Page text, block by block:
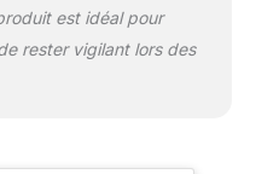
essentielle et
efficace;
DE JARDIN :
est idéal pour
rester vigilant lors des